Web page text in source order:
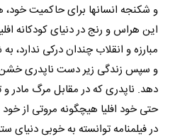
و شکنجه انسانها برای حاکمیت
این هراس و رنج در دنیای کودکانه
مبارزه و انقلاب چندان درکی ندارد،
و سپس زندگی زیر دست ناپدری
دهد. ناپدری که در مقابل مرگ مادر و
حتی خود افلیا هیچگونه مروتی از
در فیلمنامه توانسته به خوبی دنیای